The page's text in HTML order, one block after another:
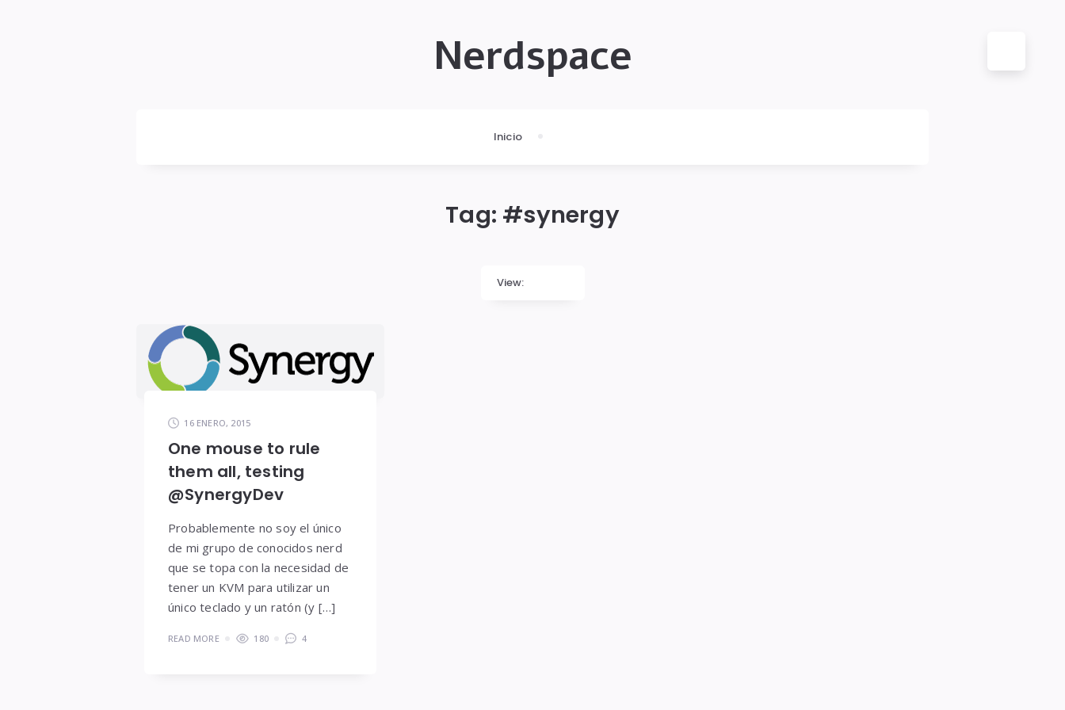
Nerdspace
Inicio
Tag: #synergy
View:
16 ENERO, 2015
One mouse to rule
them all, testing
@SynergyDev
Probablemente no soy el único
de mi grupo de conocidos nerd
que se topa con la necesidad de
tener un KVM para utilizar un
único teclado y un ratón (y […]
READ MORE 180 4